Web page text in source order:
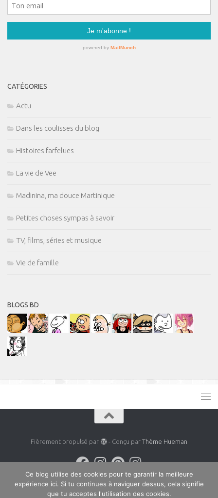
CATÉGORIES
Actu
Dans les coulisses du blog
Histoires farfelues
La vie de Vee
Madinina, ma douce Martinique
Petites choses sympas à savoir
TV, films, séries et musique
Vie de famille
BLOGS BD
Fièrement propulsé par - Conçu par Thème Hueman
Ce blog utilise des cookies pour te garantir la meilleure
expérience ici. Si tu continues à naviguer dessus, cela signifie
que tu acceptes l'utilisation des cookies.